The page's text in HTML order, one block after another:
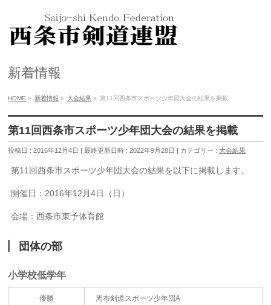
新着情報
HOME » 新着情報 » 大会結果 » 第11回西条市スポーツ少年団大会の結果を掲載
第11回西条市スポーツ少年団大会の結果を掲載
投稿日 : 2016年12月4日 最終更新日時 : 2022年9月28日 カテゴリー :大会結果
第11回西条市スポーツ少年団大会の結果を以下に掲載します。
開催日：2016年12月4日（日）
会場：西条市東予体育館
団体の部
小学校低学年
優勝 周布剣道スポーツ少年団A